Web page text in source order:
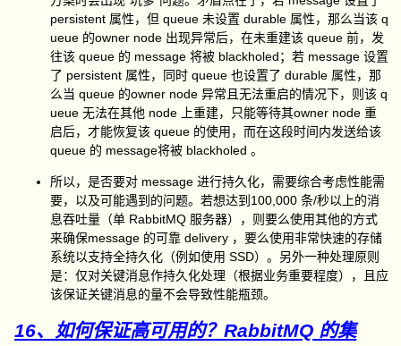
persistent 属性，但 queue 未设置 durable 属性，那么当该 q
ueue 的owner node 出现异常后，在未重建该 queue 前，发
往该 queue 的 message 将被 blackholed；若 message 设置
了 persistent 属性，同时 queue 也设置了 durable 属性，那
么当 queue 的owner node 异常且无法重启的情况下，则该 q
ueue 无法在其他 node 上重建，只能等待其owner node 重
启后，才能恢复该 queue 的使用，而在这段时间内发送给该
queue 的 message将被 blackholed 。
所以，是否要对 message 进行持久化，需要综合考虑性能需
要，以及可能遇到的问题。若想达到100,000 条/秒以上的消
息吞吐量（单 RabbitMQ 服务器），则要么使用其他的方式
来确保message 的可靠 delivery ，要么使用非常快速的存储
系统以支持全持久化（例如使用 SSD）。另外一种处理原则
是：仅对关键消息作持久化处理（根据业务重要程度），且应
该保证关键消息的量不会导致性能瓶颈。
16、如何保证高可用的？RabbitMQ 的集